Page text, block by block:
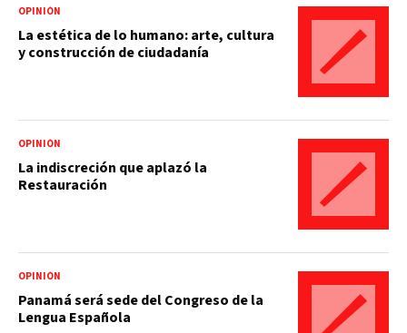
OPINIÓN
La estética de lo humano: arte, cultura
y construcción de ciudadanía
OPINIÓN
La indiscreción que aplazó la
Restauración
OPINIÓN
Panamá será sede del Congreso de la
Lengua Española